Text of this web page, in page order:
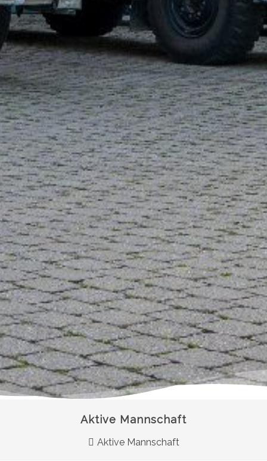
Aktive Mannschaft
Aktive Mannschaft